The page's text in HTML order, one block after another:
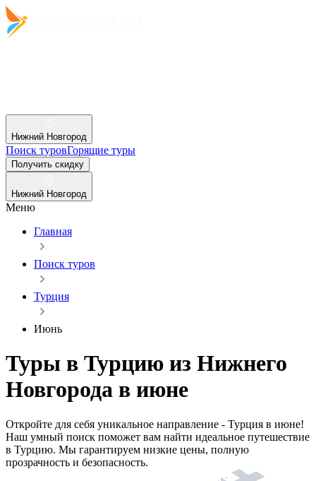
Нижний Новгород
Поиск туровГорящие туры
Получить скидку
Нижний Новгород
Меню
Главная
Поиск туров
Турция
Июнь
Туры в Турцию из Нижнего
Новгорода в июне
Откройте для себя уникальное направление - Турция в июне!
Наш умный поиск поможет вам найти идеальное путешествие
в Турцию. Мы гарантируем низкие цены, полную
прозрачность и безопасность.